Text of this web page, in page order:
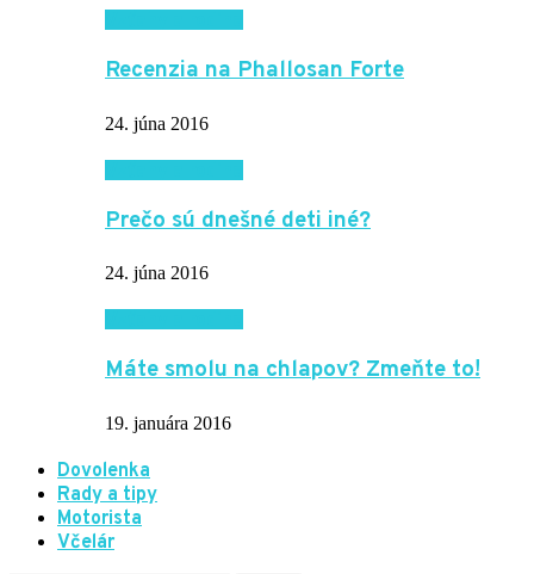
Recenzia na Phallosan Forte
24. júna 2016
Prečo sú dnešné deti iné?
24. júna 2016
Máte smolu na chlapov? Zmeňte to!
19. januára 2016
Dovolenka
Rady a tipy
Motorista
Včelár